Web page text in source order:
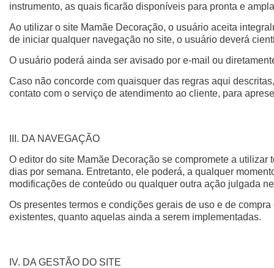
instrumento, as quais ficarão disponíveis para pronta e
Ao utilizar o site Mamãe Decoração, o usuário aceita
de iniciar qualquer navegação no site, o usuário deverá
O usuário poderá ainda ser avisado por e-mail ou
Caso não concorde com quaisquer das regras aqui
contato com o serviço de atendimento ao cliente, para
III. DA NAVEGAÇÃO
O editor do site Mamãe Decoração se compromete a
dias por semana. Entretanto, ele poderá, a qualquer
modificações de conteúdo ou qualquer outra ação julgada
Os presentes termos e condições gerais de uso e de
existentes, quanto aquelas ainda a serem implementadas.
IV. DA GESTÃO DO SITE